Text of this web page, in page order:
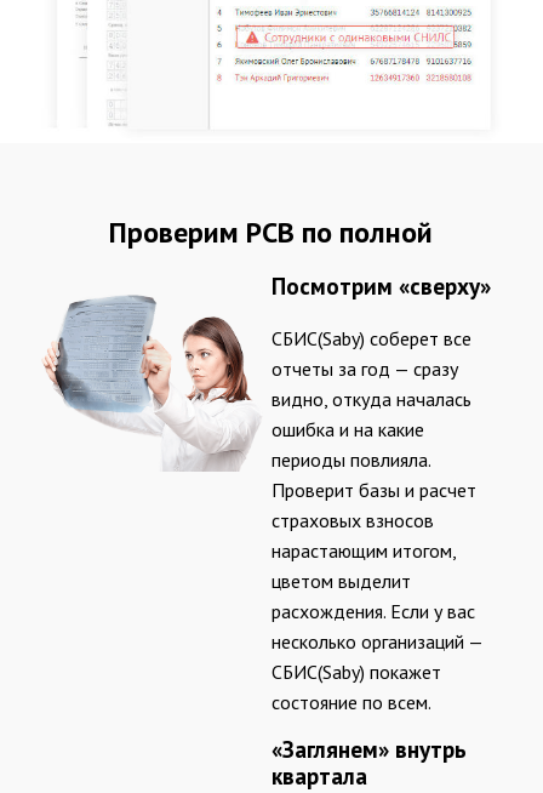
Проверим РСВ по полной
Посмотрим «сверху»
СБИС(Saby) соберет все
отчеты за год — сразу
видно, откуда началась
ошибка и на какие
периоды повлияла.
Проверит базы и расчет
страховых взносов
нарастающим итогом,
цветом выделит
расхождения. Если у вас
несколько организаций —
СБИС(Saby) покажет
состояние по всем.
«Заглянем» внутрь
квартала